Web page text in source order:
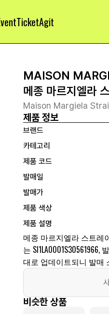
TicketAgit
MAISON
메종 마르지엘라
Maison Margiela
제품 정보
브랜드
카테고리
제품 코드
발매일
발매가
제품 색상
제품 설명
메종 마르지엘라 스트레
는
대로 업데이트되니 발매
비슷한 상품